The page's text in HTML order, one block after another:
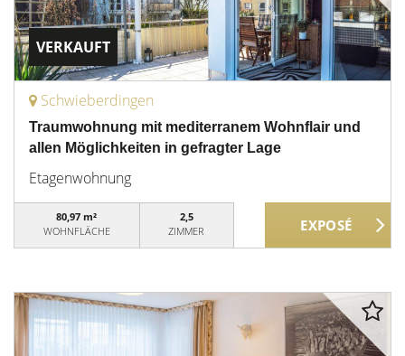
VERKAUFT
Schwieberdingen
Traumwohnung mit mediterranem Wohnflair und
allen Möglichkeiten in gefragter Lage
Etagenwohnung
80,97 m²
WOHNFLÄCHE
2,5
ZIMMER